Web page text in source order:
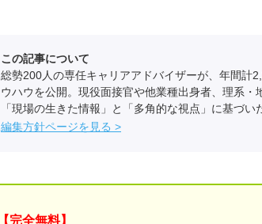
この記事について
総勢200人の専任キャリアアドバイザーが、年間計
ウハウを公開。現役面接官や他業種出身者、理系・
「現場の生きた情報」と「多角的な視点」に基づい
編集方針ページを見る
【完全無料】